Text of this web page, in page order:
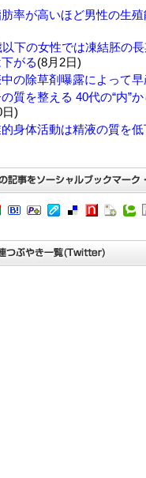
率が高いほど男性の生
以下の女性では凍結胚の
がる(8月2日)
の除草剤曝露によって
質を整える 40代の“内”
日)
身体活動は精液の質を